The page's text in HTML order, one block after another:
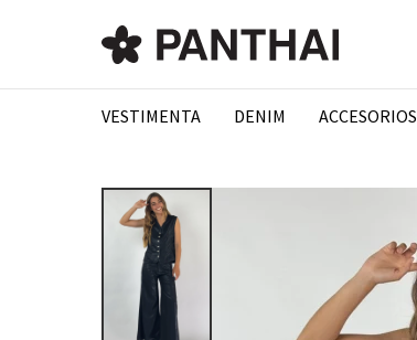
VESTIMENTA DENIM ACCESORIOS